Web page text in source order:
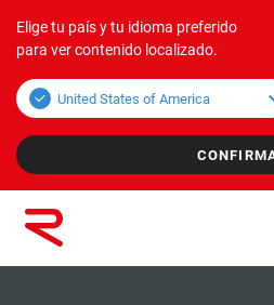
Elige tu país y tu idioma preferido
para ver contenido localizado.
Productos
Visión general Bulk
Aplicaciones
Transporte a Granel
Transporte Cargas Unitarias
Corporativo
Sobre nosotros
Valores
Empresas del grupo